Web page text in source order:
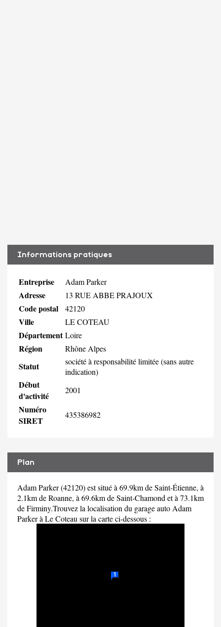
Informations pratiques
Entreprise Adam Parker
Adresse 13 RUE ABBE PRAJOUX
Code postal 42120
Ville LE COTEAU
Département Loire
Région Rhône Alpes
Statut
société à responsabilité limitée (sans autre
indication)
Début
d'activité
2001
Numéro
SIRET
435386982
Plan
Adam Parker (42120) est situé à 69.9km de Saint-Étienne, à
2.1km de Roanne, à 69.6km de Saint-Chamond et à 73.1km
de Firminy.Trouvez la localisation du garage auto Adam
Parker à Le Coteau sur la carte ci-dessous :